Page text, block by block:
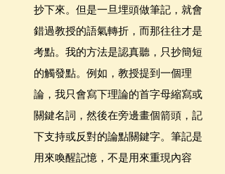
抄下來。但是一旦埋頭做筆記，就會
錯過教授的語氣轉折，而那往往才是
考點。我的方法是認真聽，只抄簡短
的觸發點。例如，教授提到一個理
論，我只會寫下理論的首字母縮寫或
關鍵名詞，然後在旁邊畫個箭頭，記
下支持或反對的論點關鍵字。筆記是
用來喚醒記憶，不是用來重現內容